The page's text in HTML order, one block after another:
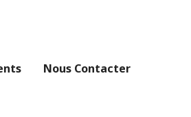
Nous Contacter